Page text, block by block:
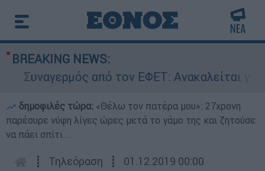
BREAKING NEWS:
Συναγερμός από τον ΕΦΕΤ: Ανακαλείται
δημοφιλές τώρα: «Θέλω τον πατέρα μου»: 27χρονη
παρέσυρε νύφη λίγες ώρες μετά το γάμο της και ζητούσε
να πάει σπίτι...
┋ Τηλεόραση ┋ 01.12.2019 00:00